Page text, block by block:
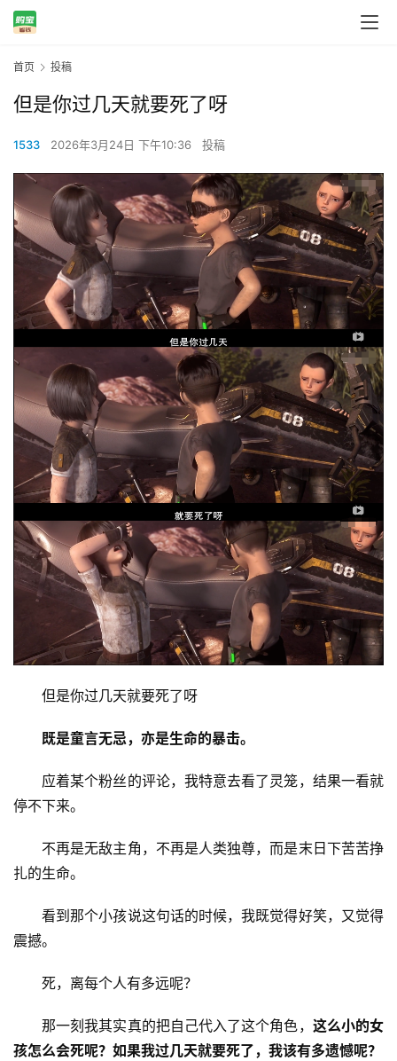
首页 投稿
但是你过几天就要死了呀
1533 2026年3月24日 下午10:36 投稿
但是你过几天就要死了呀
既是童言无忌，亦是生命的暴击。
应着某个粉丝的评论，我特意去看了灵笼，结果一看就
停不下来。
不再是无敌主角，不再是人类独尊，而是末日下苦苦挣
扎的生命。
看到那个小孩说这句话的时候，我既觉得好笑，又觉得
震撼。
死，离每个人有多远呢？
那一刻我其实真的把自己代入了这个角色， 这么小的女
孩怎么会死呢？如果我过几天就要死了，我该有多遗憾呢？